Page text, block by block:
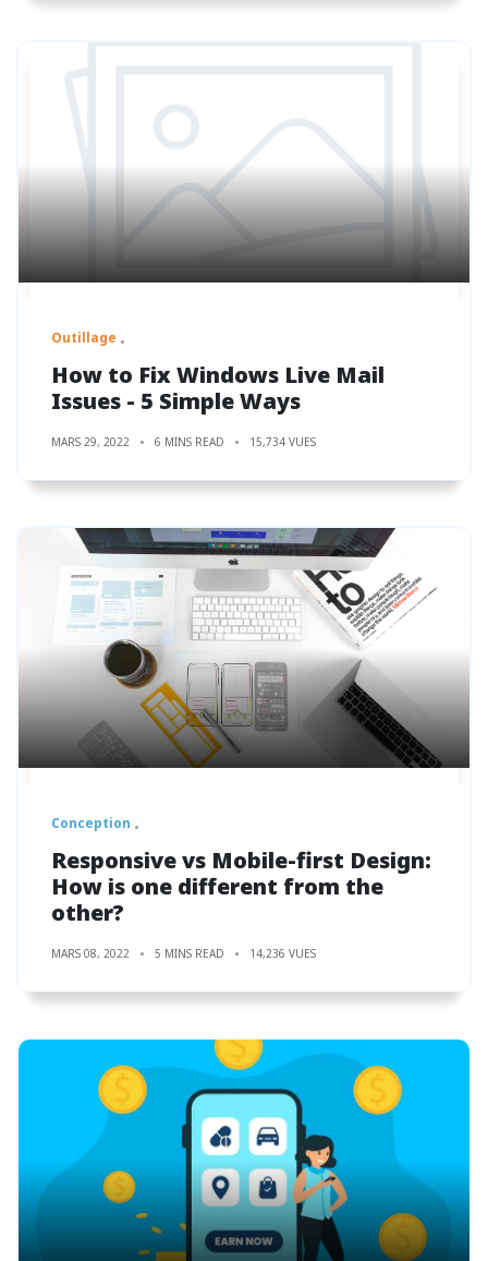
Outillage
How to Fix Windows Live Mail
Issues - 5 Simple Ways
MARS 29, 2022 6 MINS READ 15,734 VUES
Conception
Responsive vs Mobile-first Design:
How is one different from the
other?
MARS 08, 2022 5 MINS READ 14,236 VUES